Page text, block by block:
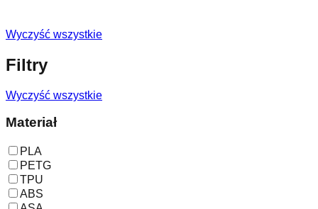
Wyczyść wszystkie
Filtry
Wyczyść wszystkie
Materiał
PLA
PETG
TPU
ABS